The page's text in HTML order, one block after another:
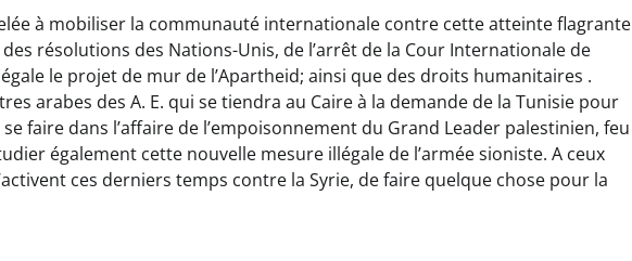
à mobiliser la communauté internationale contre cette atteinte flagrante
résolutions des Nations-Unis, de l’arrêt de la Cour Internationale de
le projet de mur de l’Apartheid; ainsi que des droits humanitaires .
arabes des A. E. qui se tiendra au Caire à la demande de la Tunisie pour
faire dans l’affaire de l’empoisonnement du Grand Leader palestinien, feu
également cette nouvelle mesure illégale de l’armée sioniste. A ceux
ces derniers temps contre la Syrie, de faire quelque chose pour la